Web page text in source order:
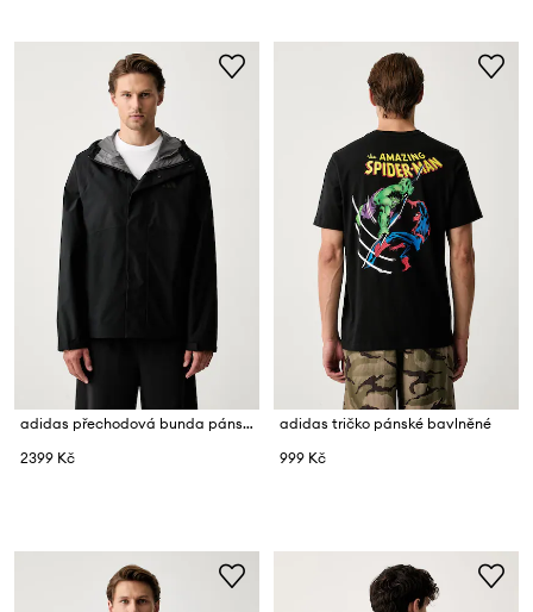
adidas přechodová bunda pánská Essentials
2399 Kč
adidas tričko pánské bavlněné
999 Kč